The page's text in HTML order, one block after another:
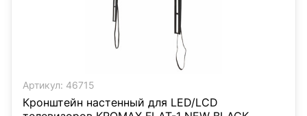
Артикул: 46715
Кронштейн настенный для LED/LCD